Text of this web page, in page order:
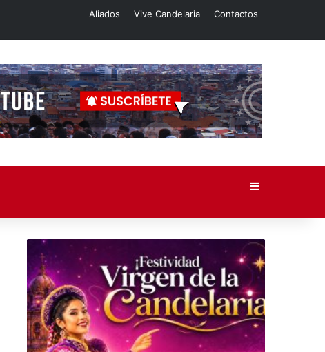
Aliados Vive Candelaria Contactos